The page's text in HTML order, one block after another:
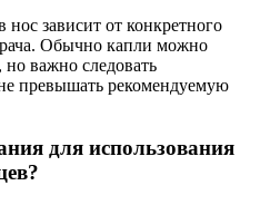
нос зависит от конкретного
Обычно капли можно
но важно следовать
превышать рекомендуемую
для использования